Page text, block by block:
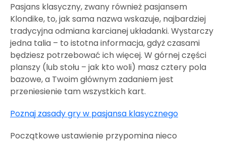
Pasjans klasyczny, zwany również pasjansem
Klondike, to, jak sama nazwa wskazuje, najbardziej
tradycyjna odmiana karcianej układanki. Wystarczy
jedna talia – to istotna informacja, gdyż czasami
będziesz potrzebować ich więcej. W górnej części
planszy (lub stołu – jak kto woli) masz cztery pola
bazowe, a Twoim głównym zadaniem jest
przeniesienie tam wszystkich kart.
Poznaj zasady gry w pasjansa klasycznego
Początkowe ustawienie przypomina nieco